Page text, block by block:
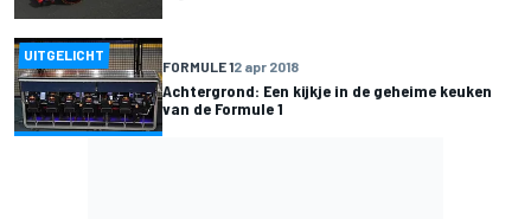
UITGELICHT
FORMULE 12 apr 2018
Achtergrond: Een kijkje in de geheime keuken
van de Formule 1